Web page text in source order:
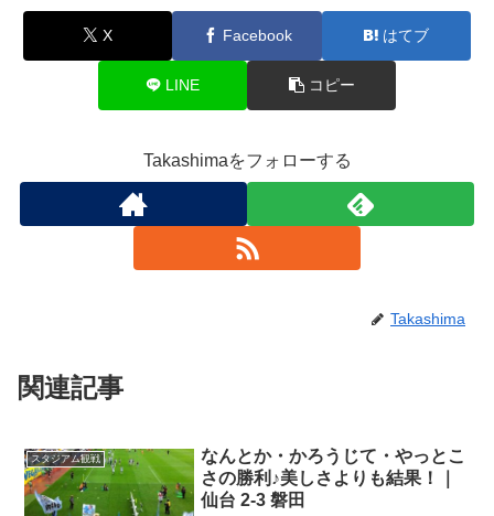
X Facebook はてブ
LINE コピー
Takashimaをフォローする
Takashima
関連記事
スタジアム観戦
なんとか・かろうじて・やっとこ
さの勝利♪美しさよりも結果！｜
仙台 2-3 磐田